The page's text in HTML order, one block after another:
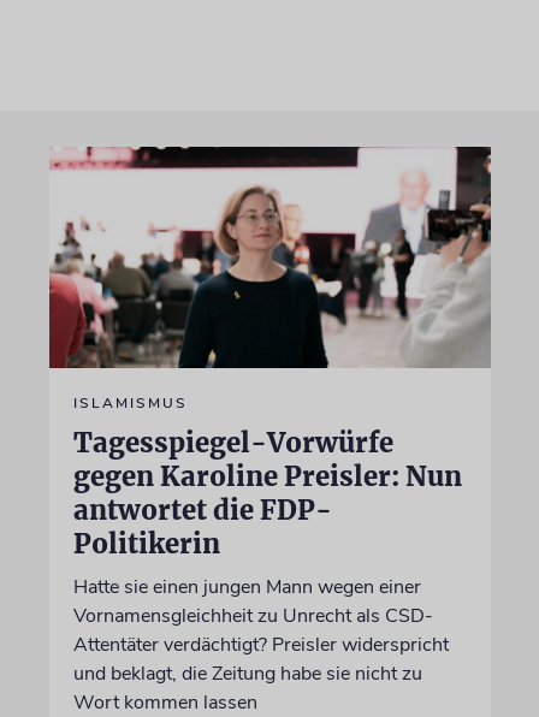
ISLAMISMUS
Tagesspiegel-Vorwürfe
gegen Karoline Preisler: Nun
antwortet die FDP-
Politikerin
Hatte sie einen jungen Mann wegen einer
Vornamensgleichheit zu Unrecht als CSD-
Attentäter verdächtigt? Preisler widerspricht
und beklagt, die Zeitung habe sie nicht zu
Wort kommen lassen